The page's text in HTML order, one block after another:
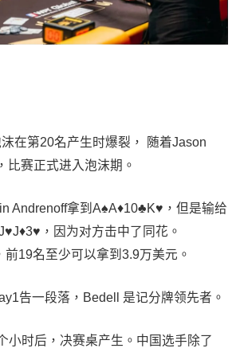
在第20名产生时爆裂， 随着Jason
比赛正式进入泡沫期。
Andrenoff拿到A♠A♦10♣K♥，但是输给
，因为对方击中了同花。
19名至少可以拿到3.9万美元。
告一段落，Bedell 是记分牌领先者。
小时后，决赛桌产生。中国选手除了